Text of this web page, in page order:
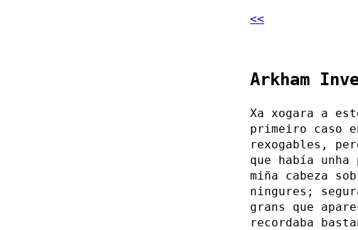
<<
Arkham
Xa xogara a
primeiro caso
rexogables,
que había
miña cabeza
ningures;
grans que
recordaba